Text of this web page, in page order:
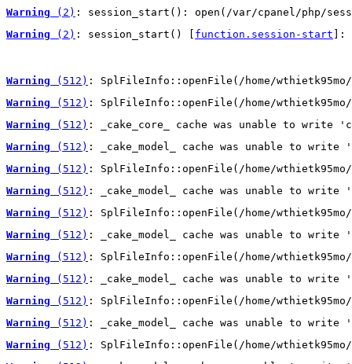
Warning (2) : session_start(): open(/var/cpanel/php/
Warning (2) : session_start() [ function.session-start ]:
Warning (512) : SplFileInfo::openFile(/home/wthietk95mo/
Warning (512) : SplFileInfo::openFile(/home/
Warning (512) : _cake_core_ cache was unable to write
Warning (512) : _cake_model_ cache was unable to
Warning (512) : SplFileInfo::openFile(/home/wthietk95mo/
Warning (512) : _cake_model_ cache was unable to
Warning (512) : SplFileInfo::openFile(/home/wthietk95mo/
Warning (512) : _cake_model_ cache was unable to
Warning (512) : SplFileInfo::openFile(/home/wthietk95mo/
Warning (512) : _cake_model_ cache was unable to
Warning (512) : SplFileInfo::openFile(/home/wthietk95mo/
Warning (512) : _cake_model_ cache was unable to
Warning (512) : SplFileInfo::openFile(/home/wthietk95mo/